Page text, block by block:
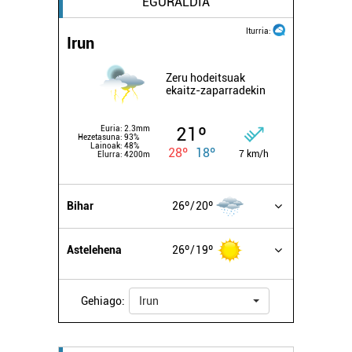
Iturria:
Irun
Zeru hodeitsuak
ekaitz-zaparradekin
Euria: 2.3mm
Hezetasuna: 93%
Lainoak: 48%
Elurra: 4200m
21º
28º 18º 7 km/h
Bihar 26º 20º
Astelehena 26º 19º
Gehiago: Irun